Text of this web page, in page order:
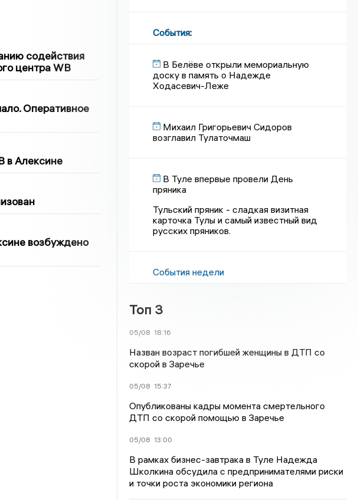
содействия
центра WB
Оперативное
в Алексине
возбуждено
События:
В Белёве открыли мемориальную
доску в память о Надежде
Ходасевич-Леже
Михаил Григорьевич Сидоров
возглавил Тулаточмаш
В Туле впервые провели День
пряника
Тульский пряник - сладкая визитная
карточка Тулы и самый известный вид
русских пряников.
События недели
Топ 3
05/08 18:16
Назван возраст погибшей женщины в ДТП со
скорой в Заречье
05/08 15:37
Опубликованы кадры момента смертельного
ДТП со скорой помощью в Заречье
05/08 13:00
В рамках бизнес-завтрака в Туле Надежда
Школкина обсудила с предпринимателями риски
и точки роста экономики региона